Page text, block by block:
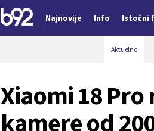
Najnovije Info Istočni
Aktuelno
Xiaomi 18
kamere od